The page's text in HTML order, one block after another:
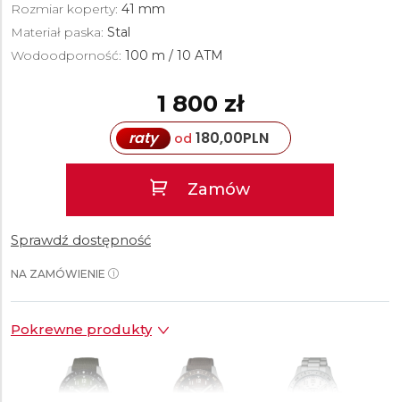
Rozmiar koperty: 41 mm
Materiał paska: Stal
Wodoodporność: 100 m / 10 ATM
1 800 zł
raty od 180,00PLN
Zamów
Sprawdź dostępność
NA ZAMÓWIENIE
Pokrewne produkty